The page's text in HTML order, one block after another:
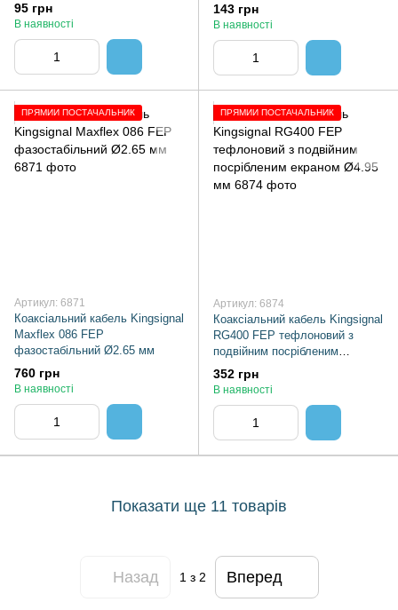
95 грн
В наявності
143 грн
В наявності
ПРЯМИЙ ПОСТАЧАЛЬНИК
Артикул: 6871
Коаксіальний кабель Kingsignal
Maxflex 086 FEP
фазостабільний Ø2.65 мм
760 грн
В наявності
ПРЯМИЙ ПОСТАЧАЛЬНИК
Артикул: 6874
Коаксіальний кабель Kingsignal
RG400 FEP тефлоновий з
подвійним посрібленим
екраном Ø4.95 мм
352 грн
В наявності
Показати ще 11 товарів
Назад 1 з 2 Вперед